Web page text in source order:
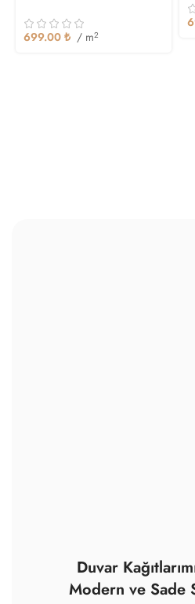
699.00 ₺ / m2
Duvar
Modern ve Sade